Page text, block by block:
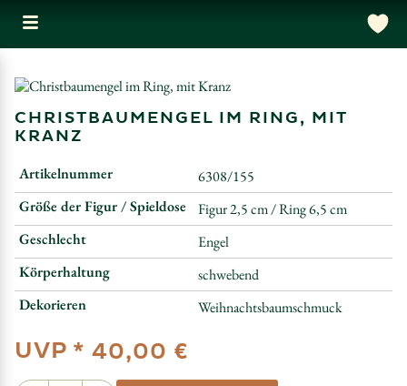
CHRISTBAUMENGEL IM RING, MIT
KRANZ
Artikelnummer
6308/155
Größe der Figur / Spieldose
Figur 2,5 cm / Ring 6,5 cm
Geschlecht
Engel
Körperhaltung
schwebend
Dekorieren
Weihnachtsbaumschmuck
UVP * 40,00 €